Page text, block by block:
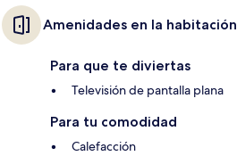
Amenidades en la habitación
Para que te diviertas
Televisión de pantalla plana
Para tu comodidad
Calefacción